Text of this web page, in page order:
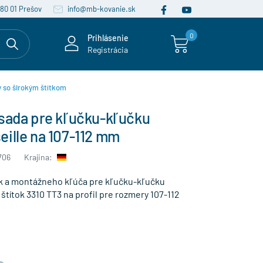
01 Prešov info@mb-kovanie.sk
Prihlásenie
Registrácia
0
so širokým štítkom
pre kľučku-kľučku
na 107-112 mm
Krajina:
a montážneho kľúča pre kľučku-kľučku
3310 TT3 na profil pre rozmery 107-112